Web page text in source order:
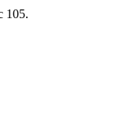
105.